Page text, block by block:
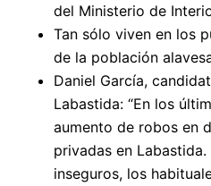
del Ministerio de
Tan sólo viven en los
de la población
Daniel García,
Labastida: “En los
aumento de robos en
privadas en
inseguros, los